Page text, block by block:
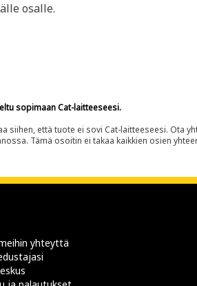
osalle.
sopimaan Cat-laitteeseesi.
että tuote ei sovi Cat-laitteeseesi. Ota
Tämä osoitin ei takaa kaikkien osien
yhteyttä